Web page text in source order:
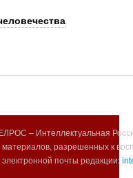
– Интеллектуальная
разрешенных к
почты редакции: